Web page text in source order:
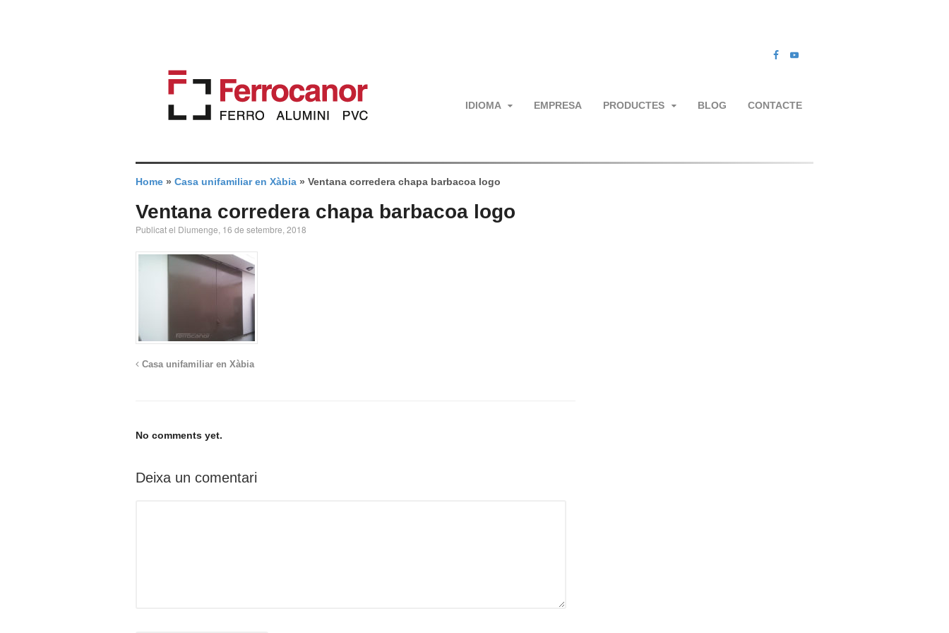
IDIOMA EMPRESA PRODUCTES BLOG CONTACTE
Home » Casa unifamiliar en Xàbia » Ventana corredera chapa barbacoa logo
Ventana corredera chapa barbacoa logo
Publicat el Diumenge, 16 de setembre, 2018
Casa unifamiliar en Xàbia
No comments yet.
Deixa un comentari